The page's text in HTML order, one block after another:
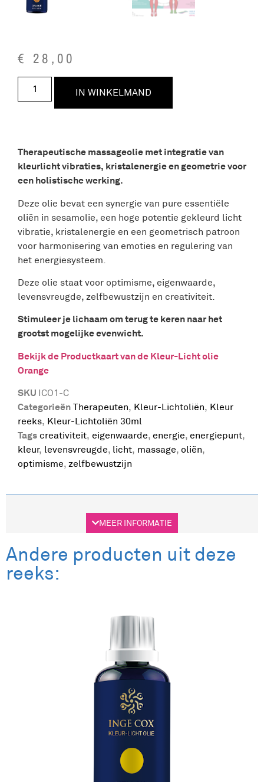
€ 28,00
IN WINKELMAND
Therapeutische massageolie met integratie van
kleurlicht vibraties, kristalenergie en geometrie voor
een holistische werking.
Deze olie bevat een synergie van pure essentiële
oliën in sesamolie, een hoge potentie gekleurd licht
vibratie, kristalenergie en een geometrisch patroon
voor harmonisering van emoties en regulering van
het energiesysteem.
Deze olie staat voor optimisme, eigenwaarde,
levensvreugde, zelfbewustzijn en creativiteit.
Stimuleer je lichaam om terug te keren naar het
grootst mogelijke evenwicht.
Bekijk de Productkaart van de Kleur-Licht olie
Orange
SKU ICO1-C
Categorieën Therapeuten, Kleur-Lichtoliën, Kleur
reeks, Kleur-Lichtoliën 30ml
Tags creativiteit, eigenwaarde, energie, energiepunt,
kleur, levensvreugde, licht, massage, oliën,
optimisme, zelfbewustzijn
Aanvullende informatie
Beschrijving
Bekijk de Productkaart van de Kleur-Licht olie
De Kleur-Licht oliën zijn holistische
therapeutische massage oliën die je kunt
gebruiken om energiepunten, huidzones van het
lichaam te masseren om het zelfhelend
vermogen van het lichaam te stimuleren. Het
verbetert je gezondheid, verzorgt je lichaam en
ondersteunt je emotioneel welzijn doordat via de
huid een impuls wordt gegeven aan de buitenkant
van het lichaam die doorwerkt naar de
binnenkant van het lichaam. Je kunt de Kleur-
Licht massage oliën ook gebruiken voor in bad,
een voetbad, bodylotion of tijdens een
MEER INFORMATIE
Andere producten uit deze
reeks: